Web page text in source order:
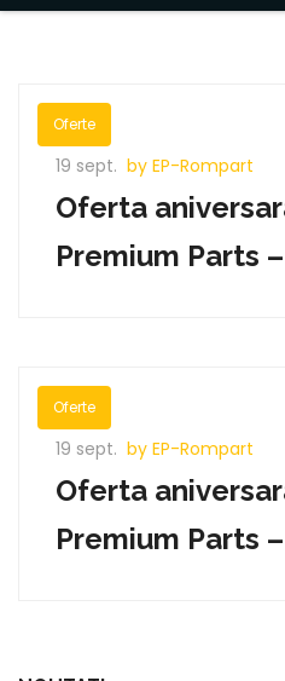
Oferte
19 sept. by EP-Rompart
Oferta
Premium Parts
Oferte
19 sept. by EP-Rompart
Oferta
Premium Parts